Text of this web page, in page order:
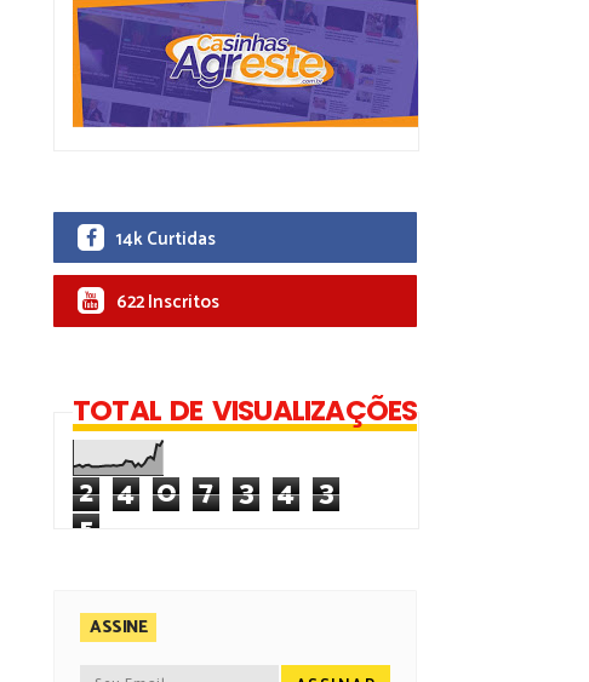
14k Curtidas
622 Inscritos
TOTAL DE VISUALIZAÇÕES
2 4 0 7 3 4 3
5
ASSINE